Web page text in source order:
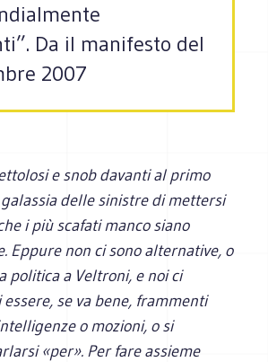
Da il manifesto del
2007
e snob davanti al primo
delle sinistre di mettersi
i più scafati manco siano
Eppure non ci sono alternative, o
politica a Veltroni, e noi ci
se va bene, frammenti
o mozioni, o si
«per». Per fare assieme